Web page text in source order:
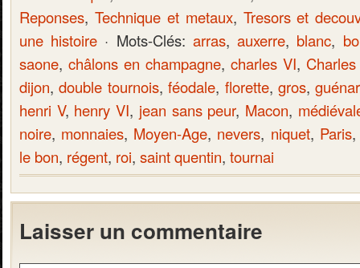
Reponses, Technique et metaux, Tresors et
une histoire · Mots-Clés: arras,auxerre, blanc,
saone, châlons en champagne, charles VI,
dijon,double tournois,féodale, florette,gros,guénar
henri V, henry VI, jean sans peur, Macon,
noire, monnaies, Moyen-Age, nevers, niquet, Paris
le bon, régent, roi, saint quentin, tournai
Laisser un commentaire